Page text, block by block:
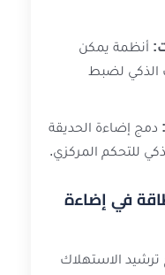
أنظمة يمكن
الذكي لضبط
دمج إضاءة الحديقة
للتحكم المركزي.
في إضاءة
ترشيد الاستهلاك